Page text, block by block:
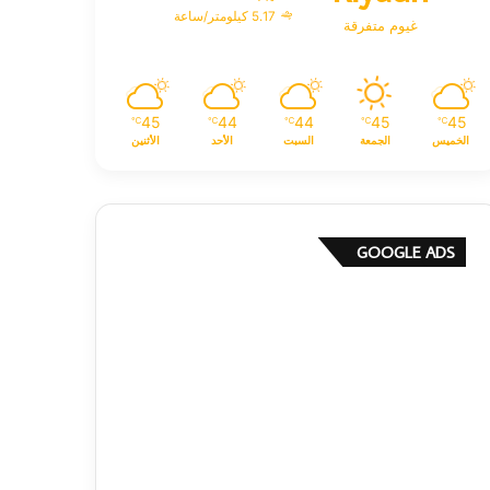
غيوم متفرقة
5.17 كيلومتر/ساعة
45
℃
الخميس
45
℃
الجمعة
44
℃
السبت
44
℃
الأحد
45
℃
الأثنين
GOOGLE ADS